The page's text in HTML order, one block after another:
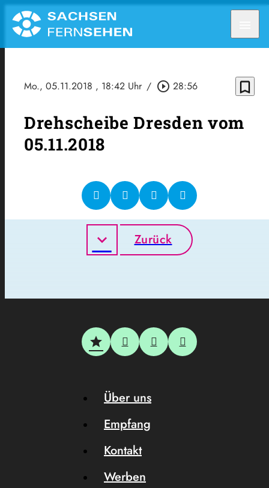
Mo., 05.11.2018 , 18:42 Uhr / play_circle_outline 28:56 bookmark_border
Drehscheibe Dresden vom
05.11.2018
Zurück
Über uns
Empfang
Kontakt
Werben